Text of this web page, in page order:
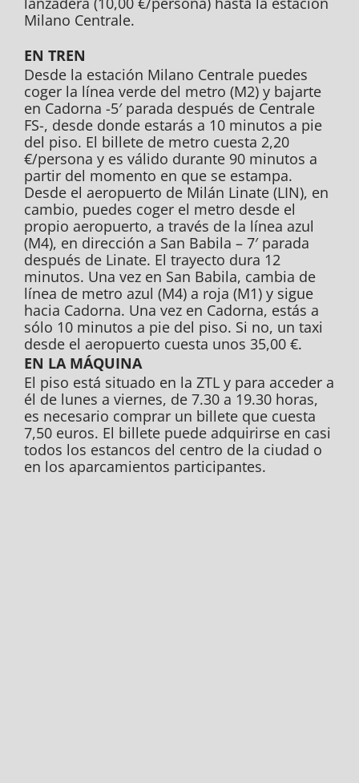
Milano Centrale.
EN TREN
Desde la estación Milano Centrale puedes
coger la línea verde del metro (M2) y bajarte
en Cadorna -5′ parada después de Centrale
FS-, desde donde estarás a 10 minutos a pie
del piso. El billete de metro cuesta 2,20
€/persona y es válido durante 90 minutos a
partir del momento en que se estampa.
Desde el aeropuerto de Milán Linate (LIN), en
cambio, puedes coger el metro desde el
propio aeropuerto, a través de la línea azul
(M4), en dirección a San Babila – 7′ parada
después de Linate. El trayecto dura 12
minutos. Una vez en San Babila, cambia de
línea de metro azul (M4) a roja (M1) y sigue
hacia Cadorna. Una vez en Cadorna, estás a
sólo 10 minutos a pie del piso. Si no, un taxi
desde el aeropuerto cuesta unos 35,00 €.
EN LA MÁQUINA
El piso está situado en la ZTL y para acceder a
él de lunes a viernes, de 7.30 a 19.30 horas,
es necesario comprar un billete que cuesta
7,50 euros. El billete puede adquirirse en casi
todos los estancos del centro de la ciudad o
en los aparcamientos participantes.